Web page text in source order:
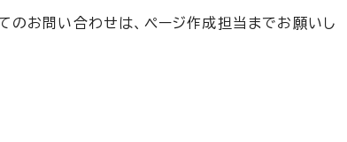
のお問い合わせは、ページ作成担当までお願いし